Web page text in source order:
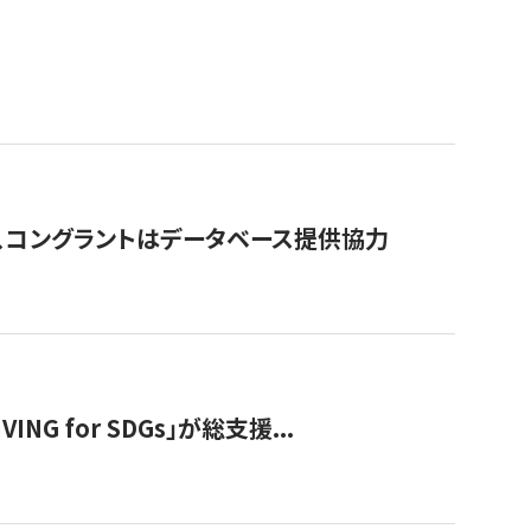
ングラントはデータベース提供協力
for SDGs」が総支援...